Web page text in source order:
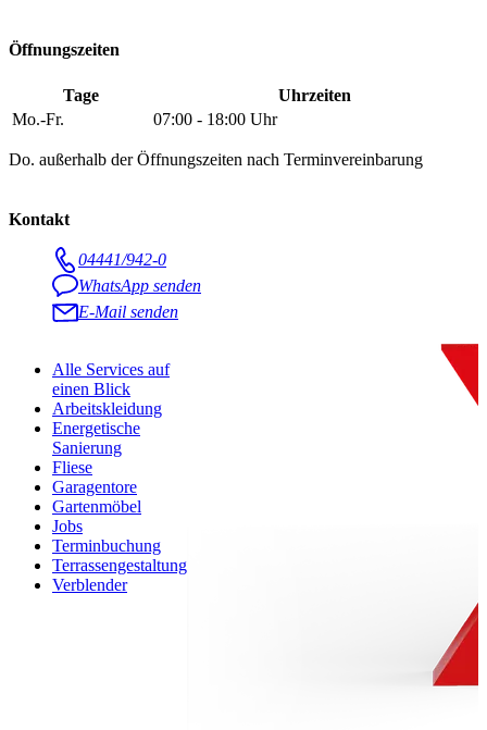
Öffnungszeiten
Tage
Uhrzeiten
Mo.-Fr.
07:00 - 18:00 Uhr
Do. außerhalb der Öffnungszeiten nach Terminvereinbarung
Kontakt
04441/942-0
WhatsApp senden
E-Mail senden
Alle Services auf
einen Blick
Arbeitskleidung
Energetische
Sanierung
Fliese
Garagentore
Gartenmöbel
Jobs
Terminbuchung
Terrassengestaltung
Verblender